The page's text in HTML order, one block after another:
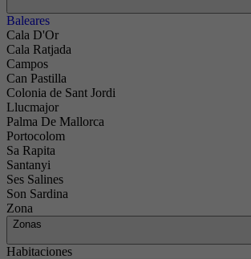
Baleares
Cala D'Or
Cala Ratjada
Campos
Can Pastilla
Colonia de Sant Jordi
Llucmajor
Palma De Mallorca
Portocolom
Sa Rapita
Santanyi
Ses Salines
Son Sardina
Zona
Zonas
Habitaciones